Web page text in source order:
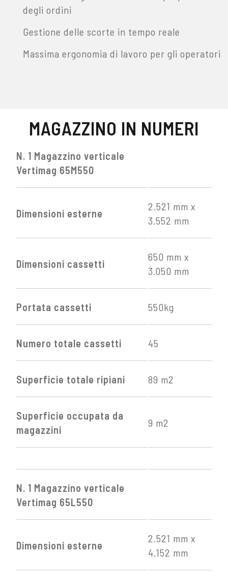
degli ordini
Gestione delle scorte in tempo reale
Massima ergonomia di lavoro per gli operatori
MAGAZZINO IN NUMERI
N. 1 Magazzino verticale
Vertimag 65M550
Dimensioni esterne
2.521 mm x
3.552 mm
Dimensioni cassetti
650 mm x
3.050 mm
Portata cassetti 550kg
Numero totale cassetti 45
Superficie totale ripiani 89 m2
Superficie occupata da
magazzini
9 m2
N. 1 Magazzino verticale
Vertimag 65L550
Dimensioni esterne
2.521 mm x
4.152 mm